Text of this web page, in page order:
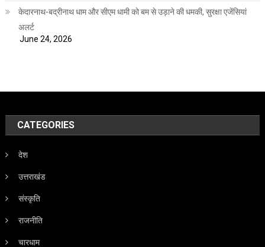
केदारनाथ-बद्रीनाथ धाम और सीएम धामी को बम से उड़ाने की धमकी, सुरक्षा एजेंसियां
अलर्ट
June 24, 2026
CATEGORIES
देश
उत्तराखंड
संस्कृति
राजनीति
चारधाम